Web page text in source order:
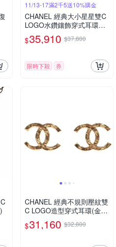
11/13-17滿2千5送10%購金
CHANEL 經典大小星星雙C
LOGO水鑽鑲飾穿式耳環
(金)
$35,910 $37,800
限時下殺 券
CHANEL 經典不規則壓紋雙
C LOGO造型穿式耳環(金
色)
$31,160 $32,800